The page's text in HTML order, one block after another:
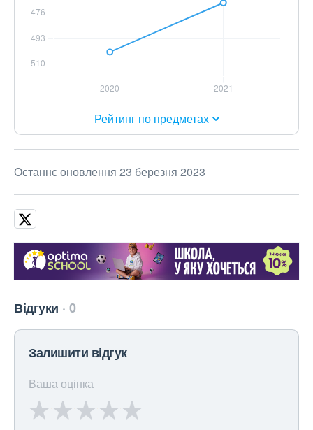
Рейтинг по предметах
Останнє оновлення 23 березня 2023
Відгуки 0
Залишити відгук
Ваша оцінка